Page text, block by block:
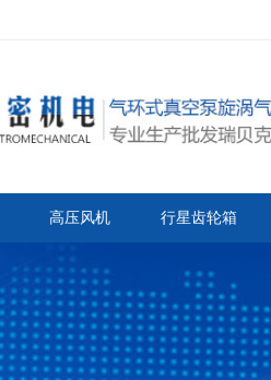
高压风机 行星齿轮箱